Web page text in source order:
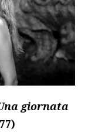
giornata
)